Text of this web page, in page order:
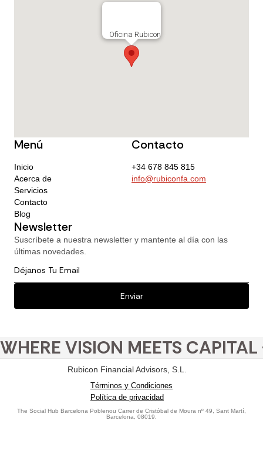
Oficina Rubicon
Menú
Inicio
Acerca de
Servicios
Contacto
Blog
Contacto
+34 678 845 815
info@rubiconfa.com
Newsletter
Suscríbete a nuestra newsletter y mantente al día con las
últimas novedades.
WHERE VISION MEETS CAPITAL
Rubicon Financial Advisors, S.L.
Términos y Condiciones
Política de privacidad
The Social Hub Barcelona Poblenou Carrer de Cristóbal de Moura nº 49, Sant Martí,
Barcelona, 08019.